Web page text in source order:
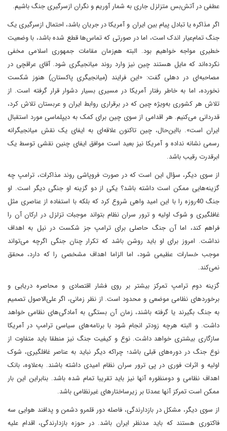
عطفی در آتش‌بس متزلزل جاری به شمار آوریم و نگران ازسرگیری جنگ باشیم.
اگر مذاکره یا تبادل پیام بین ایران و آمریکا در جریان باشد، احتمال ازسرگیری یک
جنگ تمام‌عیار اندک است، اما در صورتی که تماس‌ها قطع شده باشد، با وضعیت
خطیری مواجه خواهیم بود. البته هم‌زمان مقامات جمهوری اسلامی مخفی
نکرده‌اند که مایل هستند چین نیز وارد روند میانجیگری شود. آقای عراقچی در
مصاحبه‌ای در دهلی گفت: «این فرایند (میانجیگری پاکستان) هنوز شکست
نخورده، اما به خاطر رفتار آمریکا در مسیری بسیار دشوار قرار گرفته است. از
تلاش هر کشوری به‌ویژه چین که در برقراری روابط ایران و عربستان تلاش کرد،
قدردانی می‌کنیم. هر اقدامی از سوی چین برای کمک به دیپلماسی مورد استقبال
ایران است». بااین‌حال، چین تاکنون علاقه‌ای به ایفای یک نقش میانجیگرانه
رسمی نشانه نداده و آمریکا نیز بعید است ‌موافق ایفای چنین نقشی توسط یک
ابرقدرت رقیب باشد.
از سوی دیگر، سؤال این است که در صورت فروپاشی روند مذاکرات، ترامپ چه
گزینه‌هایی ممکن است داشته باشد؟ یکی از دو گزینه او جنگی دیگر است. او
جنگ 40‌روزه را با این امید واهی شروع کرد که بلکه با استفاده از عناصری مثل
غافلگیری و شوک اولیه و ترور سران نظام بتواند موجبات تزلزل در ارکان آن را
فراهم کند، اما آن جنگ حاصلی برای ترامپ جز شکست در نیل به اهداف
نداشت. امروز برای او باید روشن باشد که تکرار چنان جنگی اگر‌چه می‌تواند
موجب خسارات عظیمی شود، اما الزاما اهداف مشخصی را که دارد، محقق
نمی‌کند.
گزینه دوم ترامپ تمرکز بیشتر بر روی فشار اقتصادی و محاصره دریایی و
برخوردهای نظامی موضعی و محدود است. از نظر زمانی، اگر علی‌الاصول تصمیم
به جنگ بگیرند یا گرفته باشند، زمان آن بستگی به آمادگی‌های نظامی خواهد
داشت. و البته هر‌چه زودتر انجام شود با برنامه‌های سیاسی ترامپ در آمریکا
سازگاری بیشتری خواهد داشت. نوع و کیفیت جنگ نیز منطقا باید متفاوت از
نوع جنگ در دوره‌های قبلی باشد؛ چرا‌که دیگر نباید به عناصر غافلگیری، شوک
اولیه و اثرات فوری در پی ترور سران نظام امیدی داشته باشند. به‌علاوه، بانک
اهداف نظامی و دو‌منظوره آنها نیز باید تقریبا تمام شده باشد. بنابراین این بار
ممکن است تمرکز آنها عمدتا بر زیرساختارهای غیرنظامی باشد.
از سوی دیگر، مشکل در بازدارندگی، فاصله دور قلمرو دشمن و پدافند هوایی سه
فاکتوری هستند که باید مدنظر ایران باشد. در حوزه بازدارندگی، اقدام علیه